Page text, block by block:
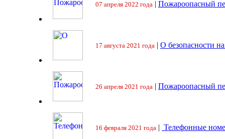
07 апреля 2022 года | Пожароопасный
17 августа 2021 года | О безопасности
26 апреля 2021 года | Пожароопасный
16 февраля 2021 года | Телефонные